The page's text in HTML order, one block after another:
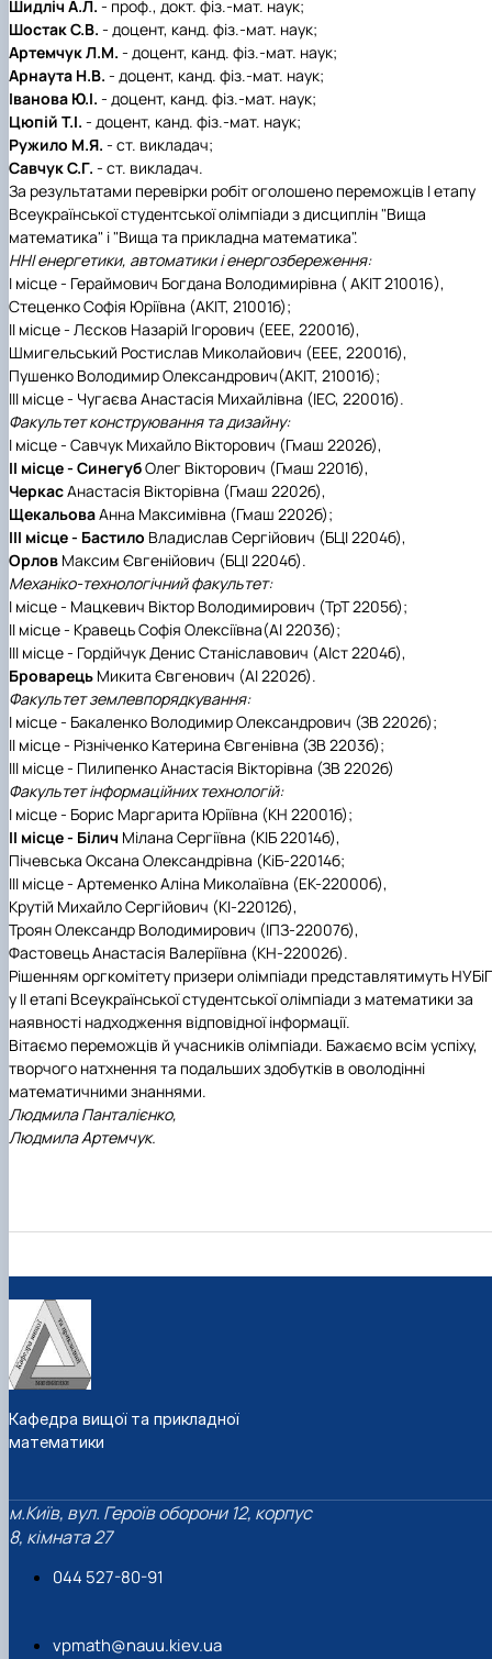
Шидліч А.Л. - проф., докт. фіз.-мат. наук;
Шостак С.В. - доцент, канд. фіз.-мат. наук;
Артемчук Л.М. - доцент, канд. фіз.-мат. наук;
Арнаута Н.В. - доцент, канд. фіз.-мат. наук;
Іванова Ю.І. - доцент, канд. фіз.-мат. наук;
Цюпій Т.І. - доцент, канд. фіз.-мат. наук;
Ружило М.Я. - ст. викладач;
Савчук С.Г. - ст. викладач.
За результатами перевірки робіт оголошено переможців І етапу
Всеукраїнської студентської олімпіади з дисциплін "Вища
математика" і "Вища та прикладна математика".
ННІ енергетики, автоматики і енергозбереження:
І місце - Гераймович Богдана Володимирівна ( АКІТ 210016),
СтеценкоСофія Юріївна (АКІТ, 21001б);
ІІ місце - Лєсков Назарій Ігорович (ЕЕЕ, 22001б),
Шмигельський Ростислав Миколайович (ЕЕЕ, 22001б),
Пушенко Володимир Олександрович(АКІТ, 21001б);
ІІІ місце - Чугаєва Анастасія Михайлівна (ІЕС, 22001б).
Факультет конструювання та дизайну:
І місце - Савчук Михайло Вікторович (Гмаш 2202б),
ІІ місце - СинегубОлег Вікторович (Гмаш 2201б),
ЧеркасАнастасія Вікторівна (Гмаш 2202б),
ЩекальоваАнна Максимівна (Гмаш 2202б);
ІІІ місце - Бастило Владислав Сергійович (БЦІ 2204б),
Орлов Максим Євгенійович (БЦІ 2204б).
Механіко-технологічний факультет:
І місце - Мацкевич Віктор Володимирович (ТрТ 2205б);
ІІ місце - КравецьСофія Олексіївна(АІ 2203б);
ІІІ місце - ГордійчукДенис Станіславович (АІст 2204б),
Броварець Микита Євгенович (АІ 2202б).
Факультет землевпорядкування:
І місце - Бакаленко Володимир Олександрович (ЗВ 2202б);
ІІ місце - Різніченко Катерина Євгенівна (ЗВ 2203б);
ІІІ місце - ПилипенкоАнастасія Вікторівна (ЗВ 2202б)
Факультет інформаційних технологій:
І місце - Борис Маргарита Юріївна (КН 22001б);
ІІ місце - Білич Мілана Сергіївна (КІБ 22014б),
Пічевська Оксана Олександрівна (КіБ-22014б;
ІІІ місце - АртеменкоАліна Миколаївна (ЕК-22000б),
Крутій Михайло Сергійович (КІ-22012б),
ТроянОлександр Володимирович (ІПЗ-22007б),
ФастовецьАнастасія Валеріївна (КН-22002б).
Рішенням оргкомітету призери олімпіади представлятимуть
у ІІетапі Всеукраїнської студентської олімпіади з математики за
наявності надходження відповідної інформації.
Вітаємо переможців й учасників олімпіади. Бажаємо всім успіху,
творчого натхнення та подальших здобутків в оволодінні
математичними знаннями.
Людмила Панталієнко,
Людмила Артемчук.
Кафедра вищої та прикладної
математики
м.Київ, вул. Героїв оборони 12, корпус
8, кімната 27
044 527-80-91
vpmath@nauu.kiev.ua